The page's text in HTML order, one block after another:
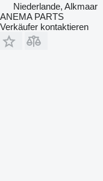
Niederlande, Alkmaar
ANEMA PARTS
Verkäufer kontaktieren